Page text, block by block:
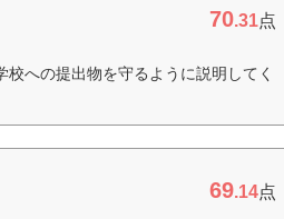
70.31点
への提出物を守るように説明してく
69.14点